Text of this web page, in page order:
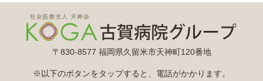
〒830-8577 福岡県久留米市天神町120番地
※以下のボタンをタップすると、電話がかかります。